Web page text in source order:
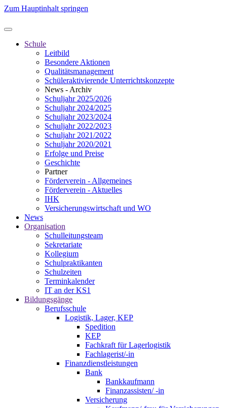
Zum Hauptinhalt springen
Schule
Leitbild
Besondere Aktionen
Qualitätsmanagement
Schüleraktivierende Unterrichtskonzepte
News - Archiv
Schuljahr 2025/2026
Schuljahr 2024/2025
Schuljahr 2023/2024
Schuljahr 2022/2023
Schuljahr 2021/2022
Schuljahr 2020/2021
Erfolge und Preise
Geschichte
Partner
Förderverein - Allgemeines
Förderverein - Aktuelles
IHK
Versicherungswirtschaft und WO
News
Organisation
Schulleitungsteam
Sekretariate
Kollegium
Schulpraktikanten
Schulzeiten
Terminkalender
IT an der KS1
Bildungsgänge
Berufsschule
Logistik, Lager, KEP
Spedition
KEP
Fachkraft für Lagerlogistik
Fachlagerist/-in
Finanzdienstleistungen
Bank
Bankkaufmann
Finanzassisten/ -in
Versicherung